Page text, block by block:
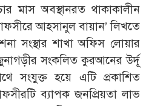
মাস অবস্থানরত থাকাকালীন
আহসানুল বায়ান’ লিখতে
সংস্থার শাখা অফিস লোয়ার
সংকলিত কুরআনের উর্দূ
সংযুক্ত হয়ে এটি প্রকাশিত
ব্যাপক জনপ্রিয়তা লাভ